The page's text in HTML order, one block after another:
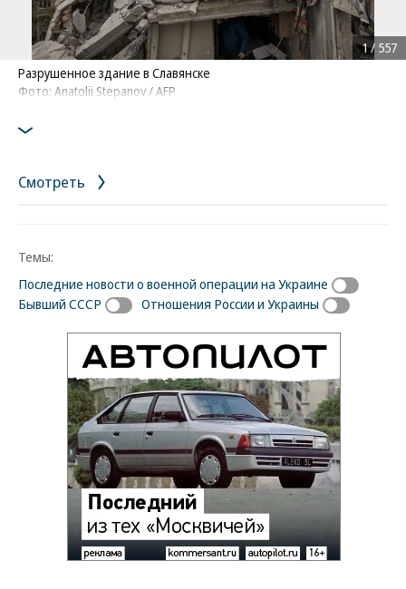
Разрушенное здание в Славянске
Фото: Anatolii Stepanov / AFP
1/ 557
Смотреть
Темы:
Последние новости о военной операции на Украине
Бывший СССР
Отношения России и Украины